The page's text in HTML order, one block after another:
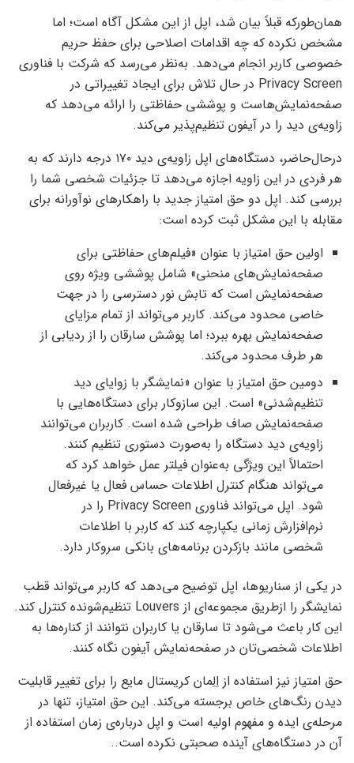
همان‌طورکه قبلاً بیان شد، اپل از این مشکل آگاه است؛ اما
مشخص نکرده که چه اقدامات اصلاحی برای حفظ حریم
خصوصی کاربر انجام می‌دهد. به‌نظر می‌رسد که شرکت با فناوری
Privacy Screen در حال تلاش برای ایجاد تغییراتی در
صفحه‌نمایش‌هاست و پوششی حفاظتی را ارائه می‌دهد که
زاویه‌ی دید را در آیفون تنظیم‌پذیر می‌کند.
درحال‌حاضر، دستگاه‌های اپل زاویه‌ی دید ۱۷۰ درجه دارند که به
هر فردی در این زاویه اجازه می‌دهد تا جزئیات شخصی شما را
بررسی کند. اپل دو حق امتیاز جدید با راهکارهای نوآورانه برای
مقابله با این مشکل ثبت کرده است:
اولین حق امتیاز با عنوان «فیلم‌های حفاظتی برای
صفحه‌نمایش‌های منحنی» شامل پوششی ویژه روی
صفحه‌نمایش است که تابش نور دسترسی را در جهت
خاصی محدود می‌کند. کاربر می‌تواند از تمام مزایای
صفحه‌نمایش بهره‌ ببرد؛ اما پوشش سارقان را از ردیابی از
هر طرف محدود می‌کند.
دومین حق امتیاز با عنوان «نمایشگر با زوایای دید
تنظیم‌شدنی» است. این سازوکار برای دستگاه‌هایی با
صفحه‌نمایش صاف طراحی شده است. کاربران می‌توانند
زاویه‌ی دید دستگاه را به‌صورت دستوری تنظیم کنند.
احتمالاً این ویژگی به‌عنوان فیلتر عمل خواهد کرد که
می‌تواند هنگام کنترل اطلاعات حساس فعال یا غیرفعال
شود. اپل می‌تواند فناوری Privacy Screen را در
نرم‌افزارش زمانی یکپارچه کند که کاربر با اطلاعات
شخصی مانند بازکردن برنامه‌های بانکی سروکار دارد.
در یکی‌ از سناریوها، اپل توضیح می‌دهد که کاربر می‌تواند قطب
نمایشگر را ازطریق مجموعه‌ای از Louvers تنظیم‌شونده کنترل کند.
این کار باعث می‌شود تا سارقان یا کاربران نتوانند از کناره‌ها به
اطلاعات شخصی‌تان در صفحه‌نمایش آیفون نگاه کنند.
حق امتیاز نیز استفاده از اِلِمان کریستال مایع را برای تغییر قابلیت
دیدن رنگ‌های خاص برجسته می‌کند. این حق امتیاز، تنها در
مرحله‌ی ایده و مفهوم اولیه است و اپل درباره‌ی زمان استفاده از
آن در دستگاه‌های آینده صحبتی نکرده است..